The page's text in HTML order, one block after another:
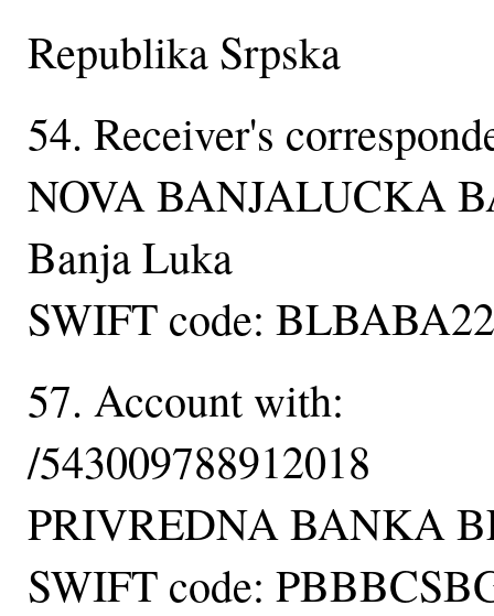
Republika Srpska
54. Receiver's
NOVA BANJALUCKA
Banja Luka
SWIFT code: BLBABA22
57. Account with:
/543009788912018
PRIVREDNA BANKA
SWIFT code: